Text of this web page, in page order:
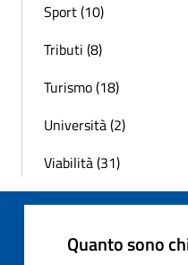
Sport (10)
Tributi (8)
Turismo (18)
Università (2)
Viabilità (31)
Quanto sono